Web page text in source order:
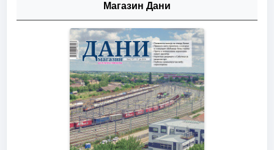
Магазин Дани